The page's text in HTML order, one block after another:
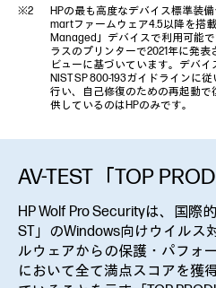
HPの最も高度なデバイス標準装
martファームウェア4.5以降を搭
Managed」デバイスで利用可能
ラスのプリンターで2021年に発
ビューに基づいています。デバ
NIST SP 800-193ガイドラインに
行い、自己修復のための再起動
供しているのはHPのみです。
AV-TEST「TOP
HP Wolf Pro Securityは、国際
ST」のWindows向けウイルス
ルウェアからの保護・パフォ
において全て満点スコアを獲